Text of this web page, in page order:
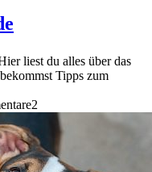
liest du alles über das
Tipps zum
2